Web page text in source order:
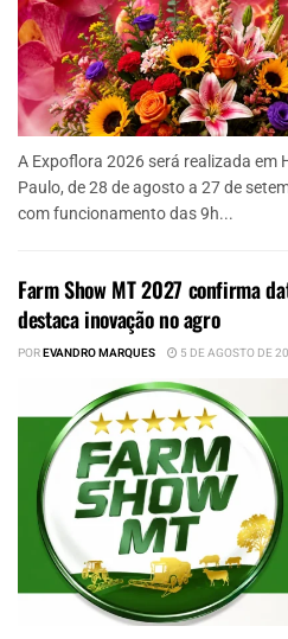
A Expoflora 2026 será realizada em
Paulo, de 28 de agosto a 27 de
com funcionamento das 9h...
Farm Show MT 2027 confirma
destaca inovação no agro
POREVANDRO MARQUES 5 DE AGOSTO DE